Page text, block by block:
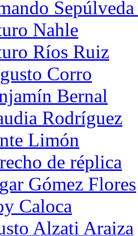
Nahle
Ríos Ruiz
Corro
Bernal
Rodríguez
Limón
de réplica
Gómez Flores
Caloca
Alzati Araiza